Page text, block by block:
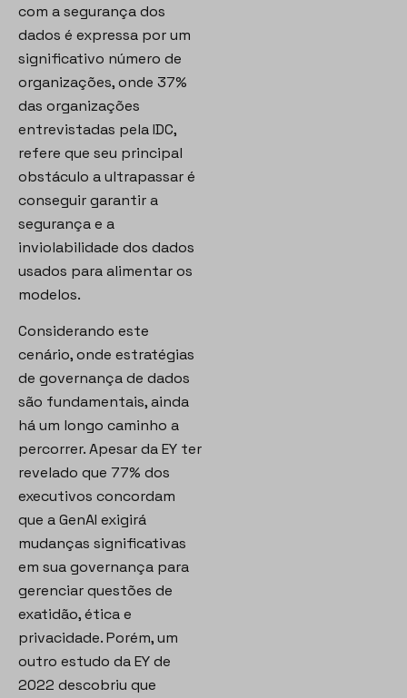
com a segurança dos
dados é expressa por um
significativo número de
organizações, onde 37%
das organizações
entrevistadas pela IDC,
refere que seu principal
obstáculo a ultrapassar é
conseguir garantir a
segurança e a
inviolabilidade dos dados
usados para alimentar os
modelos.
Considerando este
cenário, onde estratégias
de governança de dados
são fundamentais, ainda
há um longo caminho a
percorrer. Apesar da EY ter
revelado que 77% dos
executivos concordam
que a GenAI exigirá
mudanças significativas
em sua governança para
gerenciar questões de
exatidão, ética e
privacidade. Porém, um
outro estudo da EY de
2022 descobriu que